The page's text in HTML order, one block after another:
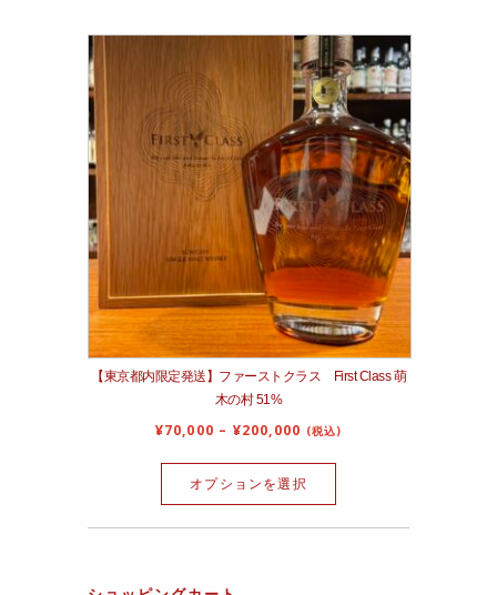
【東京都内限定発送】ファーストクラス First Class 萌
木の村 51%
¥70,000 – ¥200,000 (税込)
オプションを選択